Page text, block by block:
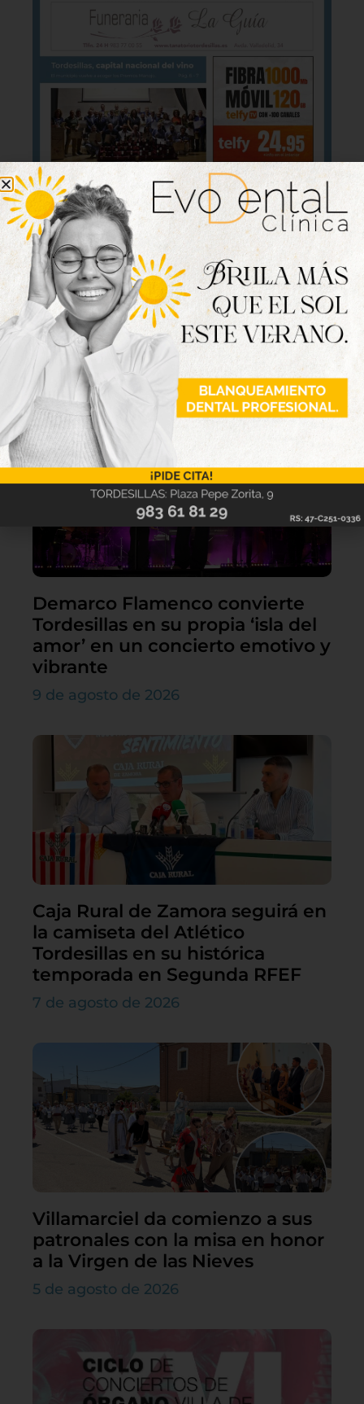
Lo último
Demarco Flamenco convierte
Tordesillas en su propia ‘isla del
amor’ en un concierto emotivo y
vibrante
9 de agosto de 2026
Caja Rural de Zamora seguirá en
la camiseta del Atlético
Tordesillas en su histórica
temporada en Segunda RFEF
7 de agosto de 2026
Villamarciel da comienzo a sus
patronales con la misa en honor
a la Virgen de las Nieves
5 de agosto de 2026